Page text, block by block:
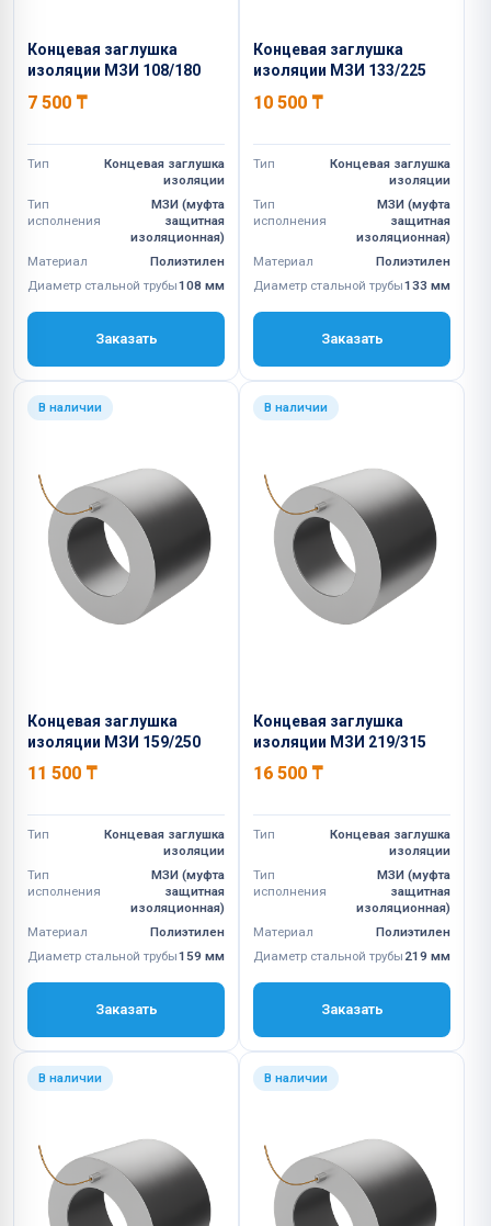
Концевая заглушка
изоляции МЗИ 108/180
7 500 ₸
Тип
Концевая заглушка
изоляции
Тип
исполнения
МЗИ (муфта
защитная
изоляционная)
Материал
Полиэтилен
Диаметр стальной трубы108 мм
Заказать
Концевая заглушка
изоляции МЗИ 133/225
10 500 ₸
Тип
Концевая заглушка
изоляции
Тип
исполнения
МЗИ (муфта
защитная
изоляционная)
Материал
Полиэтилен
Диаметр стальной трубы133 мм
Заказать
В наличии
Концевая заглушка
изоляции МЗИ 159/250
11 500 ₸
Тип
Концевая заглушка
изоляции
Тип
исполнения
МЗИ (муфта
защитная
изоляционная)
Материал
Полиэтилен
Диаметр стальной трубы159 мм
Заказать
В наличии
Концевая заглушка
изоляции МЗИ 219/315
16 500 ₸
Тип
Концевая заглушка
изоляции
Тип
исполнения
МЗИ (муфта
защитная
изоляционная)
Материал
Полиэтилен
Диаметр стальной трубы 219 мм
Заказать
В наличии В наличии